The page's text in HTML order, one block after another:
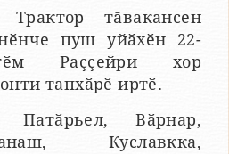
тӑвакансен
пуш уйӑхӗн 22-
Раҫҫейри хор
тапхӑрӗ иртӗ.
Вӑрнар,
Куславкка,